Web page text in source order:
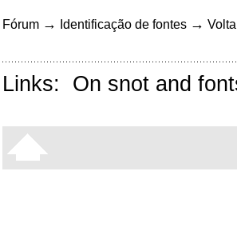
Fórum → Identificação de fontes →
Links: On snot and